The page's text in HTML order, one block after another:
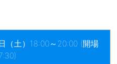
（土）18:00～20:00 (開場